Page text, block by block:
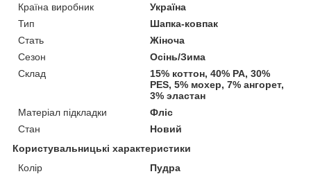
Країна виробник
Україна
Тип
Шапка-ковпак
Стать
Жіноча
Сезон
Осінь/Зима
Склад
15% коттон, 40% PA, 30%
PES, 5% мохер, 7% ангорет,
3% эластан
Матеріал підкладки
Фліс
Стан
Новий
Користувальницькі характеристики
Колір
Пудра